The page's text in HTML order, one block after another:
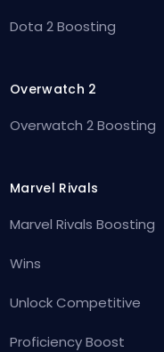
Dota 2 Boosting
Overwatch 2
Overwatch 2 Boosting
Marvel Rivals
Marvel Rivals Boosting
Wins
Unlock Competitive
Proficiency Boost